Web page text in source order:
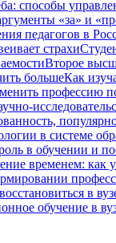
способы
«за» и
педагогов в
страхи
Второе
большеКак
профессию
в системе
в обучении и
временем: как
в
обучение в